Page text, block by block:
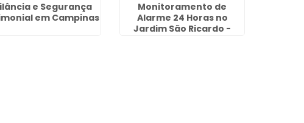
e Segurança
em Campinas
Monitoramento de
Alarme 24 Horas no
Jardim São Ricardo -